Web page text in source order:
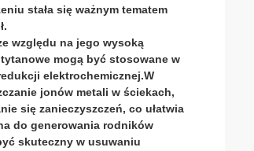
stała się ważnym tematem
względu na jego wysoką
mogą być stosowane w
elektrochemicznej.W
jonów metali w ściekach,
się zanieczyszczeń, co ułatwia
do generowania rodników
skuteczny w usuwaniu